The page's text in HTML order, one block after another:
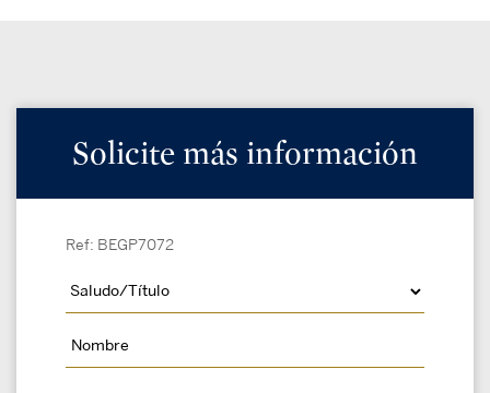
Solicite más información
Ref: BEGP7072